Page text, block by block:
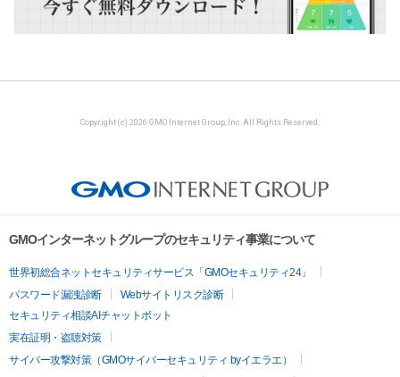
Copyright (c) 2026 GMO Internet Group, Inc. All Rights Reserved.
GMOインターネットグループのセキュリティ事業について
世界初総合ネットセキュリティサービス「GMOセキュリティ24」
パスワード漏洩診断
Webサイトリスク診断
セキュリティ相談AIチャットボット
実在証明・盗聴対策
サイバー攻撃対策（GMOサイバーセキュリティ byイエラエ）